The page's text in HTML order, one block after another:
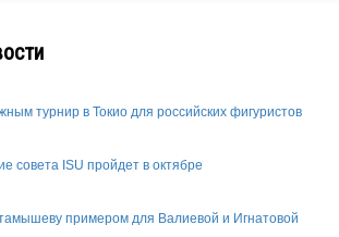
турнир в Токио для российских фигуристов
совета ISU пройдет в октябре
примером для Валиевой и Игнатовой